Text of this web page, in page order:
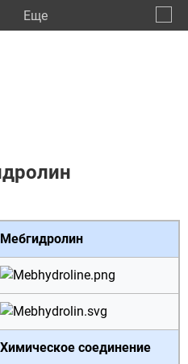
Eще
Мебгидролин
Химическое соединение